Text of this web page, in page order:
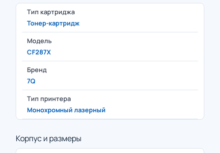
Тип картриджа
Тонер-картридж
Модель
CF287X
Бренд
7Q
Тип принтера
Монохромный лазерный
Корпус и размеры